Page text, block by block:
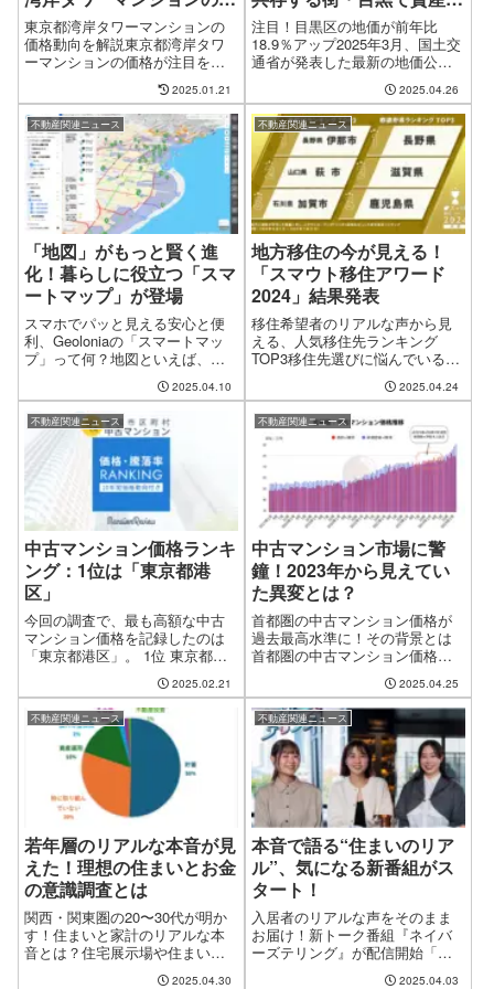
状
東京都湾岸タワーマンションの
価格動向を解説東京都湾岸タワ
ーマンションの価格が注目を集
都心5区の成約坪単価を上回り、
それ以降も高水準を維持してい
ます。この現象は、不動産市場
全体を見ても特異なものです。
2024...
2025.01.21
値を見極めよう
注目！目黒区の地価が前年比
18.9％アップ2025年3月、国土交
通省が発表した最新の地価公示
青葉台エリアでは前年から
18.9％もの地価上昇が確認され
ました。 東京23区全体でも上昇
傾向が続いていますが、その中
でも...
2025.04.26
不動産関連ニュース
「地図」がもっと賢く進
化！暮らしに役立つ「スマ
ートマップ」が登場
スマホでパッと見える安心と便
利、Geoloniaの「スマートマッ
プ」って何？地図といえば、た
るもの──そんなイメージをくつ
がえす新サービスが登場しまし
た！その名も「スマートマッ
プ」。これは、位置情報スター
トアップ...
2025.04.10
不動産関連ニュース
地方移住の今が見える！
「スマウト移住アワード
2024」結果発表
移住希望者のリアルな声から見
える、人気移住先ランキング
TOP3移住先選びに悩んでいる方
れた「スマウト移住アワード
2024」では、全国1,105地域か
ら、移住希望者に“本当に選ばれ
ている地域”が明らかになり...
2025.04.24
不動産関連ニュース
中古マンション価格ランキ
ング：1位は「東京都港
区」
今回の調査で、最も高額な中古
マンション価格を記録したのは
「東京都港区」。 1位 東京都港
には1億7,000万円台でしたが、
今月はついに1億8千万円を突
破。圧倒的な価格を維持してい
ます。 2位 東京都...
2025.02.21
不動産関連ニュース
中古マンション市場に警
鐘！2023年から見えてい
た異変とは？
首都圏の中古マンション価格が
過去最高水準に！その背景とは
首都圏の中古マンション価格
ブル期の水準を超えました。 東
日本不動産流通機構のデータに
よると、成約価格・新規登録価
格ともに未曾有の高騰を記録。
これ...
2025.04.25
不動産関連ニュース
若年層のリアルな本音が見
えた！理想の住まいとお金
の意識調査とは
関西・関東圏の20〜30代が明か
す！住まいと家計のリアルな本
音とは？住宅展示場や住まいの
2025.04.30
不動産関連ニュース
本音で語る“住まいのリア
ル”、気になる新番組がス
タート！
入居者のリアルな声をそのまま
お届け！新トーク番組『ネイバ
ーズテリング』が配信開始「実
2025.04.03